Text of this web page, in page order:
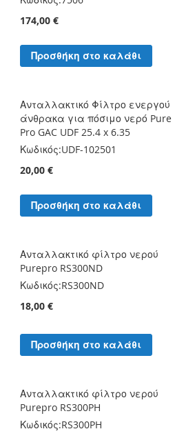
174,00 €
Προσθήκη στο καλάθι
Ανταλλακτικό Φίλτρο ενεργού
άνθρακα για πόσιμο νερό Pure
Pro GAC UDF 25.4 x 6.35
Κωδικός:UDF-102501
20,00 €
Προσθήκη στο καλάθι
Ανταλλακτικό φίλτρο νερού
Purepro RS300ND
Κωδικός:RS300ND
18,00 €
Προσθήκη στο καλάθι
Ανταλλακτικό φίλτρο νερού
Purepro RS300PH
Κωδικός:RS300PH